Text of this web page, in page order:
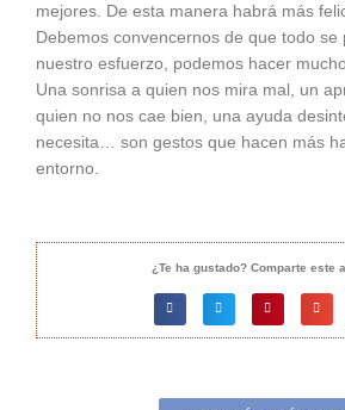
mejores. De esta manera habrá más
Debemos convencernos de que todo se
nuestro esfuerzo, podemos hacer
Una sonrisa a quien nos mira mal, un
quien no nos cae bien, una ayuda
necesita… son gestos que hacen más
entorno.
¿Te ha gustado? Comparte este